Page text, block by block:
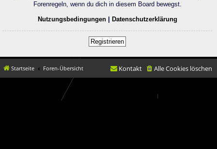
Forenregeln, wenn du dich in diesem Board bewegst.
Nutzungsbedingungen| Datenschutzerklärung
Registrieren
Startseite Foren-Übersicht Alle Cookies löschen
Kontakt
|